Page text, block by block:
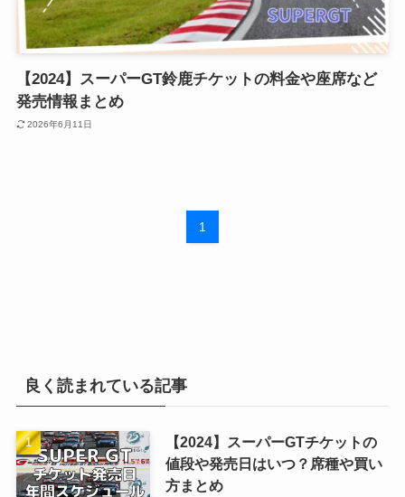
【2024】スーパーGT鈴鹿チケットの料金や座席など
発売情報まとめ
2026年6月11日
1
良く読まれている記事
【2024】スーパーGTチケットの
値段や発売日はいつ？席種や買い
方まとめ